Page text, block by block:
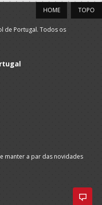
TOPO
HOME
de Portugal. Todos os
manter a par das novidades